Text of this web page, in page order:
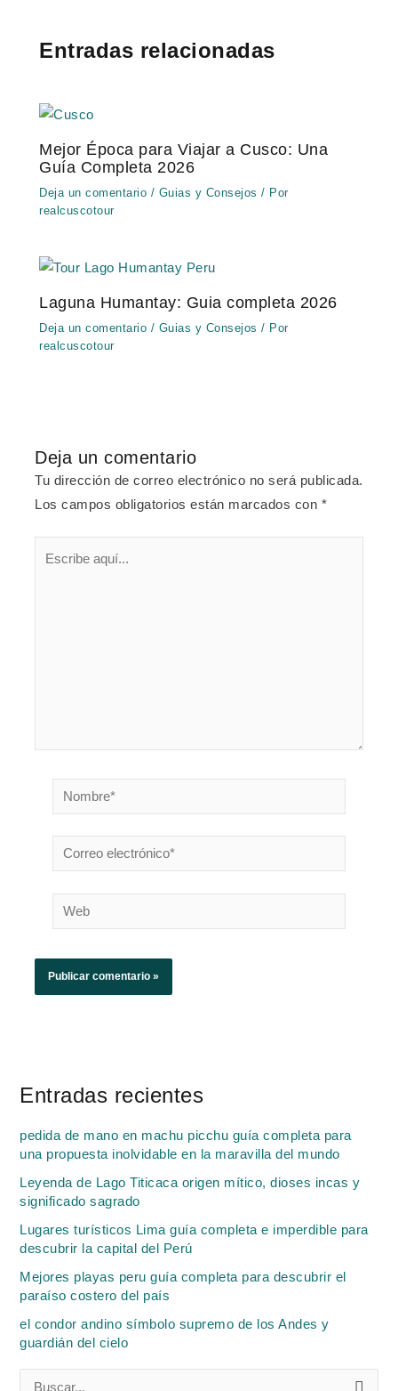
Entradas relacionadas
Mejor Época para Viajar a Cusco: Una
Guía Completa 2026
Deja un comentario / Guias y Consejos / Por
realcuscotour
Laguna Humantay: Guia completa 2026
Deja un comentario / Guias y Consejos / Por
realcuscotour
Deja un comentario
Tu dirección de correo electrónico no será publicada.
Los campos obligatorios están marcados con *
Nombre*
Correo
electrónico*
Web
Entradas recientes
pedida de mano en machu picchu guía completa para
una propuesta inolvidable en la maravilla del mundo
Leyenda de Lago Titicaca origen mítico, dioses incas y
significado sagrado
Lugares turísticos Lima guía completa e imperdible para
descubrir la capital del Perú
Mejores playas peru guía completa para descubrir el
paraíso costero del país
el condor andino símbolo supremo de los Andes y
guardián del cielo